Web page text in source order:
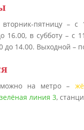
пятницу – с
16.00, в субботу – с
до 14.00. Выходной –
на метро –
зелёная линия 3,